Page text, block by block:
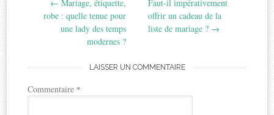
navigation
← Mariage, étiquette,
robe : quelle tenue pour
une lady des temps
modernes ?
Faut-il impérativement
offrir un cadeau de la
liste de mariage ? →
LAISSER UN COMMENTAIRE
Commentaire *